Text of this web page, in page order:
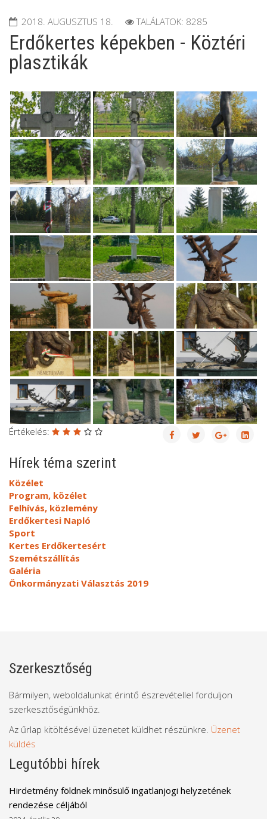
2018. AUGUSZTUS 18. TALÁLATOK: 8285
Erdőkertes képekben - Köztéri
plasztikák
Értékelés:
Hírek téma szerint
Közélet
Program, közélet
Felhívás, közlemény
Erdőkertesi Napló
Sport
Kertes Erdőkertesért
Szemétszállítás
Galéria
Önkormányzati Választás 2019
Szerkesztőség
Bármilyen, weboldalunkat érintő észrevétellel forduljon
szerkesztőségünkhöz.
Az űrlap kitöltésével üzenetet küldhet részünkre. Üzenet
küldés
Legutóbbi hírek
Hirdetmény földnek minősülő ingatlanjogi helyzetének
rendezése céljából